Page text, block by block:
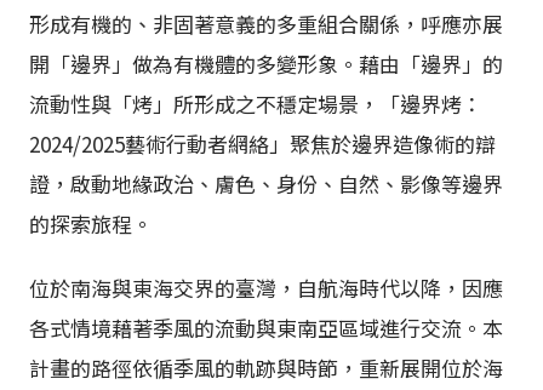
形成有機的、非固著意義的多重組合關係，呼應亦展
開「邊界」做為有機體的多變形象。藉由「邊界」的
流動性與「烤」所形成之不穩定場景，「邊界烤：
2024/2025藝術行動者網絡」聚焦於邊界造像術的辯
證，啟動地緣政治、膚色、身份、自然、影像等邊界
的探索旅程。
位於南海與東海交界的臺灣，自航海時代以降，因應
各式情境藉著季風的流動與東南亞區域進行交流。本
計畫的路徑依循季風的軌跡與時節，重新展開位於海